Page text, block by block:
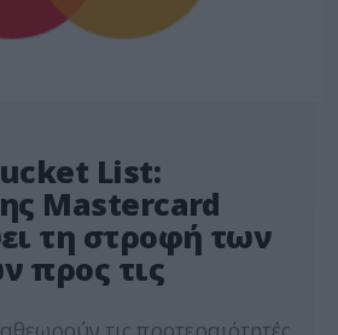
List:
Mastercard
τη στροφή των
προς τις